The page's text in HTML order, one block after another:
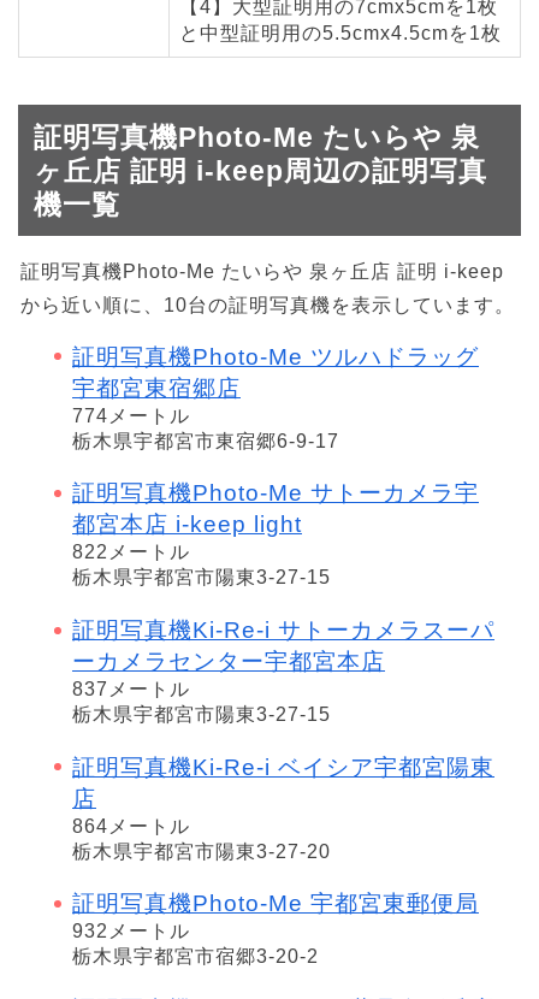
【4】大型証明用の7cmx5cmを1枚
と中型証明用の5.5cmx4.5cmを1枚
証明写真機Photo-Me たいらや 泉
ヶ丘店 証明 i-keep周辺の証明写真
機一覧
証明写真機Photo-Me たいらや 泉ヶ丘店 証明 i-keep
から近い順に、10台の証明写真機を表示しています。
証明写真機Photo-Me ツルハドラッグ
宇都宮東宿郷店
774メートル
栃木県宇都宮市東宿郷6-9-17
証明写真機Photo-Me サトーカメラ宇
都宮本店 i-keep light
822メートル
栃木県宇都宮市陽東3-27-15
証明写真機Ki-Re-i サトーカメラスーパ
ーカメラセンター宇都宮本店
837メートル
栃木県宇都宮市陽東3-27-15
証明写真機Ki-Re-i ベイシア宇都宮陽東
店
864メートル
栃木県宇都宮市陽東3-27-20
証明写真機Photo-Me 宇都宮東郵便局
932メートル
栃木県宇都宮市宿郷3-20-2